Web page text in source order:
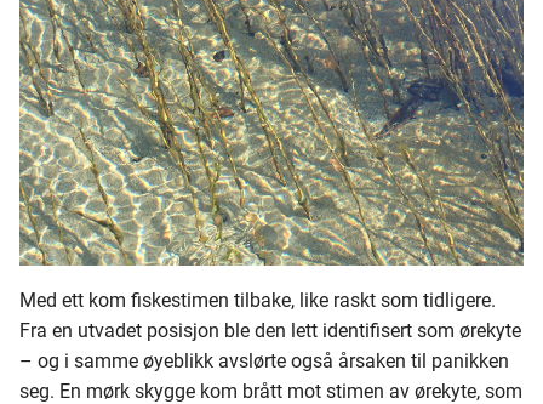
Med ett kom fiskestimen tilbake, like raskt som tidligere.
Fra en utvadet posisjon ble den lett identifisert som ørekyte
– og i samme øyeblikk avslørte også årsaken til panikken
seg. En mørk skygge kom brått mot stimen av ørekyte, som